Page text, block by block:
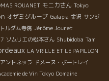
ROUANET モニカさん Tokyo
オザミグループ Galapia 金沢 サンジ
ルダム寺院 Jérôme Jouret
ソムリエの松本さん Shubidoba Tam
LA VRILLE ET LE PAPILLON
ントネッラ ドメーヌ・ボートレイ
de Vin Tokyo Domaine